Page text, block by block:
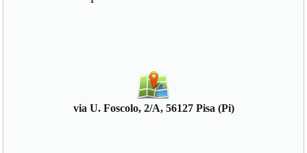
via U. Foscolo, 2/A, 56127 Pisa (Pi)